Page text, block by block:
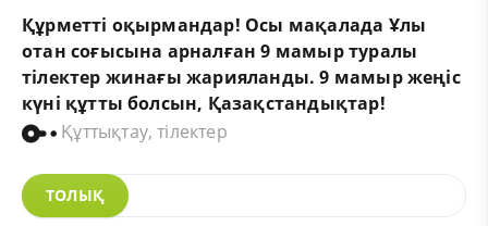
Құрметті оқырмандар! Осы мақалада Ұлы
отан соғысына арналған 9 мамыр туралы
тілектер жинағы жарияланды. 9 мамыр жеңіс
күні құтты болсын, Қазақстандықтар!
Құттықтау, тілектер
ТОЛЫҚ